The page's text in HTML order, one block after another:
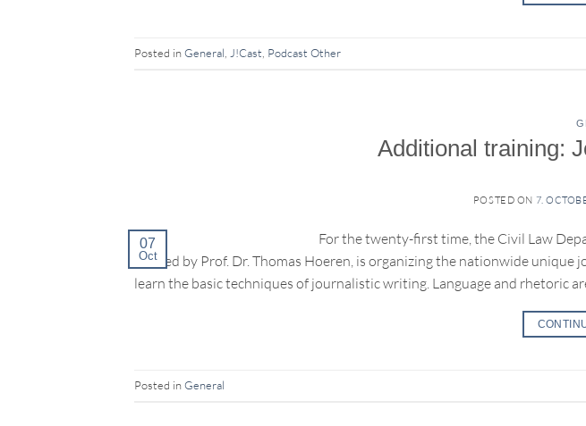
Posted inGeneral, J!Cast, Podcast Other
Additional training:
POSTED ON 7.
07
Oct
For the twenty-first time, the Civil Law
headed by Prof. Dr. Thomas Hoeren, is organizing the nationwide
learn the basic techniques of journalistic writing. Language and rhetoric
Posted inGeneral